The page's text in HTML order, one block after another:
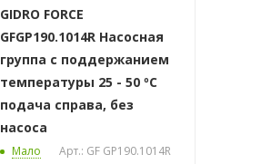
GIDRO FORCE
GFGP190.1014R Насосная
группа с поддержанием
температуры 25 - 50 ºС
подача справа, без
насоса
Мало Арт.: GF GP190.1014R